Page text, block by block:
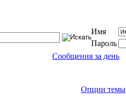
Имя
Пароль
Сообщения за день
Опции темы